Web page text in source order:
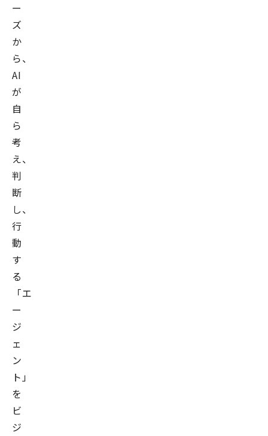
ー
ズ
か
ら、
AI
が
自
ら
考
え、
判
断
し、
行
動
す
る
「エ
ー
ジ
ェ
ン
ト」
を
ビ
ジ